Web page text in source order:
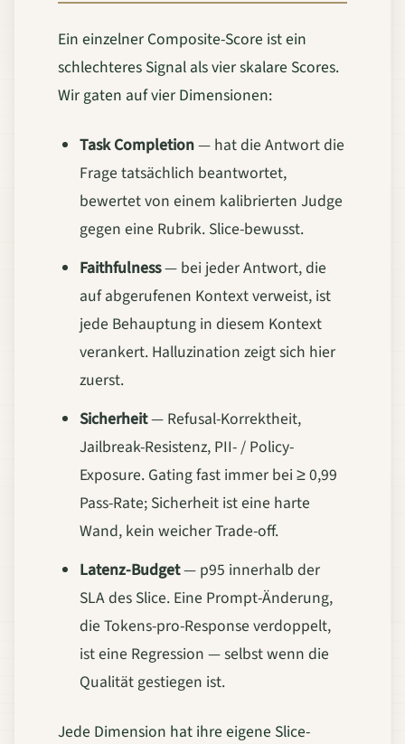
Ein einzelner Composite-Score ist ein
schlechteres Signal als vier skalare Scores.
Wir gaten auf vier Dimensionen:
Task Completion— hat die Antwort die
Frage tatsächlich beantwortet,
bewertet von einem kalibrierten Judge
gegen eine Rubrik. Slice-bewusst.
Faithfulness— bei jeder Antwort, die
auf abgerufenen Kontext verweist, ist
jede Behauptung in diesem Kontext
verankert. Halluzination zeigt sich hier
zuerst.
Sicherheit— Refusal-Korrektheit,
Jailbreak-Resistenz, PII- / Policy-
Exposure. Gating fast immer bei ≥ 0,99
Pass-Rate; Sicherheit ist eine harte
Wand, kein weicher Trade-off.
Latenz-Budget— p95 innerhalb der
SLA des Slice. Eine Prompt-Änderung,
die Tokens-pro-Response verdoppelt,
ist eine Regression — selbst wenn die
Qualität gestiegen ist.
Jede Dimension hat ihre eigene Slice-